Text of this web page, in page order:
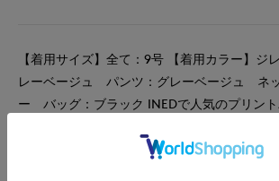
【着用サイズ】全て：9号 【着用カラー】ジ
レーベージュ パンツ：グレーベージュ ネ
ー バッグ：ブラック INEDで人気のプリン
イビーのフラワーモチーフがカジュアル過ぎ